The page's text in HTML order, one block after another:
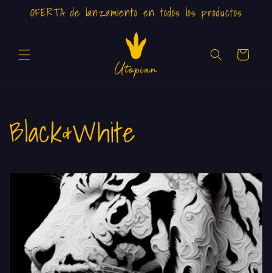
directamente
OFERTA de lanzamiento en todos los productos
Carrito
C
o
Black&White